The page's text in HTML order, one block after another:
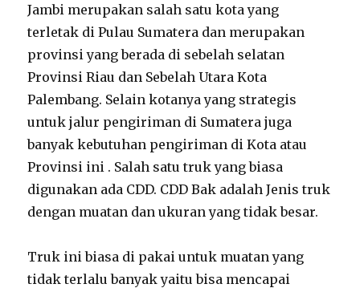
Jambi merupakan salah satu kota yang
terletak di Pulau Sumatera dan merupakan
provinsi yang berada di sebelah selatan
Provinsi Riau dan Sebelah Utara Kota
Palembang. Selain kotanya yang strategis
untuk jalur pengiriman di Sumatera juga
banyak kebutuhan pengiriman di Kota atau
Provinsi ini . Salah satu truk yang biasa
digunakan ada CDD. CDD Bak adalah Jenis truk
dengan muatan dan ukuran yang tidak besar.
Truk ini biasa di pakai untuk muatan yang
tidak terlalu banyak yaitu bisa mencapai